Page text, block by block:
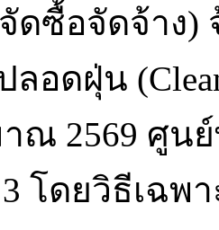
ดซื้อจัดจ้าง)
ลอดฝุ่น
ณ 2569 ศูน
โดยวิธีเฉพา